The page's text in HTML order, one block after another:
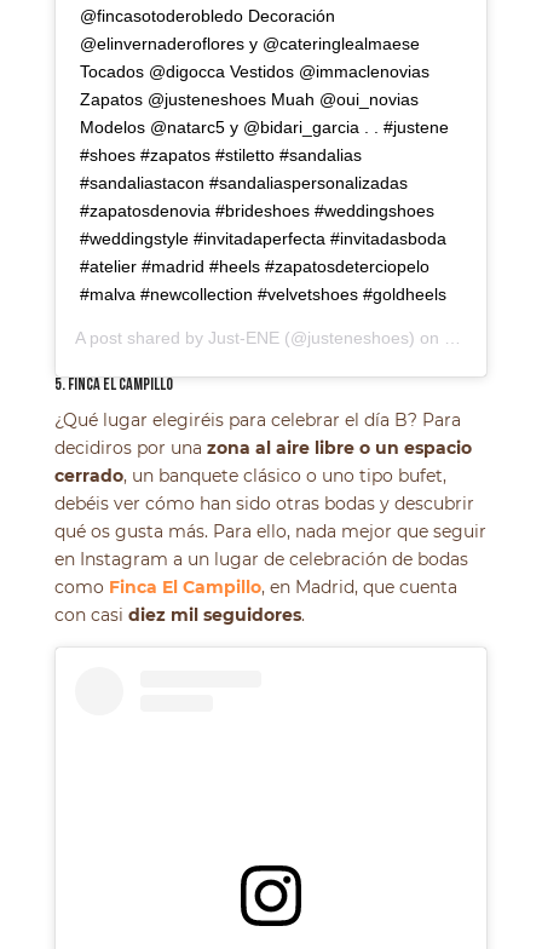
@fincasotoderobledo Decoración
@elinvernaderoflores y @cateringlealmaese
Tocados @digocca Vestidos @immaclenovias
Zapatos @justeneshoes Muah @oui_novias
Modelos @natarc5 y @bidari_garcia . . #justene
#shoes #zapatos #stiletto #sandalias
#sandaliastacon #sandaliaspersonalizadas
#zapatosdenovia #brideshoes #weddingshoes
#weddingstyle #invitadaperfecta #invitadasboda
#atelier #madrid #heels #zapatosdeterciopelo
#malva #newcollection #velvetshoes #goldheels
A post shared by Just-ENE(@justeneshoes) on Nov 27,
5. FINCA EL CAMPILLO
¿Qué lugar elegiréis para celebrar el día B? Para
decidiros por una zona al aire libre o un espacio
cerrado, un banquete clásico o uno tipo bufet,
debéis ver cómo han sido otras bodas y descubrir
qué os gusta más. Para ello, nada mejor que seguir
en Instagram a un lugar de celebración de bodas
como Finca El Campillo, en Madrid, que cuenta
con casi diez mil seguidores.